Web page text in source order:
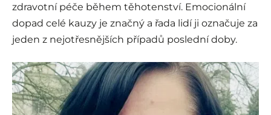
zdravotní péče během těhotenství. Emocionální
dopad celé kauzy je značný a řada lidí ji označuje za
jeden z nejotřesnějších případů poslední doby.